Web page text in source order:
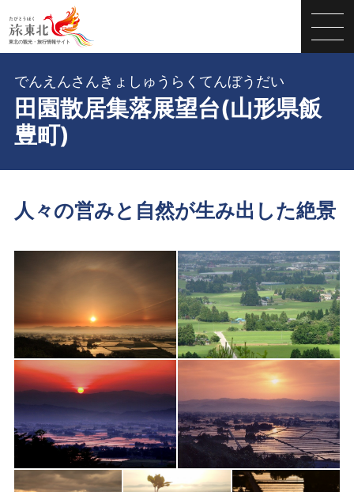
田園散居集落展望台(山形県飯
豊町)
でんえんさんきょしゅうらくてんぼうだい
人々の営みと自然が生み出した絶景